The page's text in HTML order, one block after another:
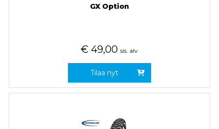
GX Option
€ 49,00 sis. alv
Tilaa nyt